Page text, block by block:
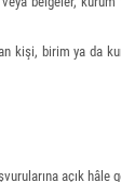
birim ya da
açık hâle